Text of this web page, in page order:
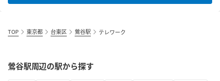
TOP 東京都 台東区 鶯谷駅 テレワーク
鶯谷駅周辺の駅から探す